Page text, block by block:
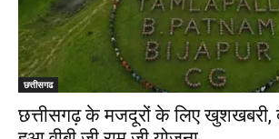
छत्तीसगढ
छत्तीसगढ़ के मजदूरों के लिए खुशखबरी,